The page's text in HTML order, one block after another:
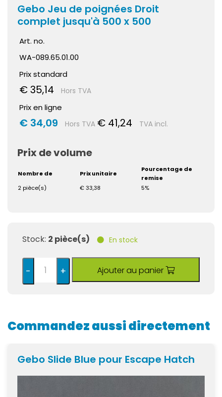
Gebo Jeu de poignées Droit
complet jusqu'à 500 x 500
Art. no.
WA-089.65.01.00
Prix standard
€ 35,14 Hors TVA
Prix en ligne
€ 34,09 Hors TVA € 41,24 TVA incl.
Prix de volume
Nombre de Prix unitaire
Pourcentage de
remise
2 pièce(s)
€ 33,38 5%
Stock: 2 pièce(s) En stock
- + Ajouter au panier
Commandez aussi directement
Gebo Slide Blue pour Escape Hatch